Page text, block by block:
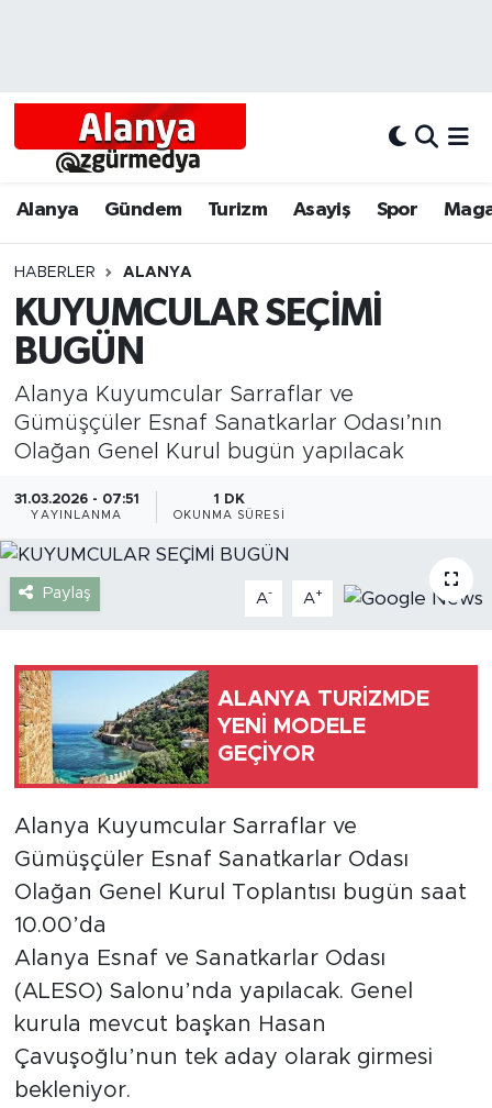
Alanya Gündem Turizm Asayiş Spor
HABERLER ALANYA
KUYUMCULAR SEÇİMİ
BUGÜN
Alanya Kuyumcular Sarraflar ve
Gümüşçüler Esnaf Sanatkarlar Odası’nın
Olağan Genel Kurul bugün yapılacak
31.03.2026 - 07:51
YAYINLANMA
1 DK
OKUNMA SÜRESI
Paylaş A- A+
ALANYA TURİZMDE
YENİ MODELE
GEÇİYOR
Alanya Kuyumcular Sarraflar ve
Gümüşçüler Esnaf Sanatkarlar Odası
Olağan Genel Kurul Toplantısı bugün saat
10.00’da
Alanya Esnaf ve Sanatkarlar Odası
(ALESO) Salonu’nda yapılacak. Genel
kurula mevcut başkan Hasan
Çavuşoğlu’nun tek aday olarak girmesi
bekleniyor.
Alanyum
Bölgesel
Dünya
Eğitim
Güncel
İnşaat-Emlak
Kültür-Sanat
Siyaset
Spor
Turizm
Türkiye
Yaşam
Alanya Hava Durumu
Tüm Manşetler
Son Dakika Haberleri
Haber Arşivi